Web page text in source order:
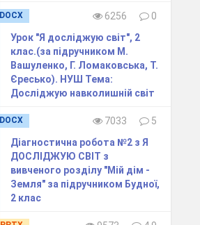
DOCX 6256
0
Урок "Я досліджую світ", 2
клас.(за підручником М.
Вашуленко, Г. Ломаковська, Т.
Єресько). НУШ Тема:
Досліджую навколишній світ
DOCX 7033
5
Діагностична робота №2 з Я
ДОСЛІДЖУЮ СВІТ з
вивченого розділу "Мій дім -
Земля" за підручником Будної,
2 клас